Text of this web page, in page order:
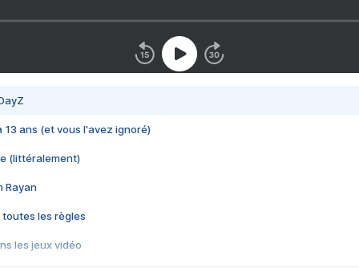
13 ans (et vous l'avez ignoré)
(littéralement)
Rayan
toutes les règles
les jeux vidéo